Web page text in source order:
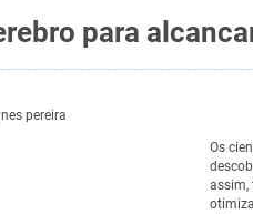
para
pereira
Os
assim,